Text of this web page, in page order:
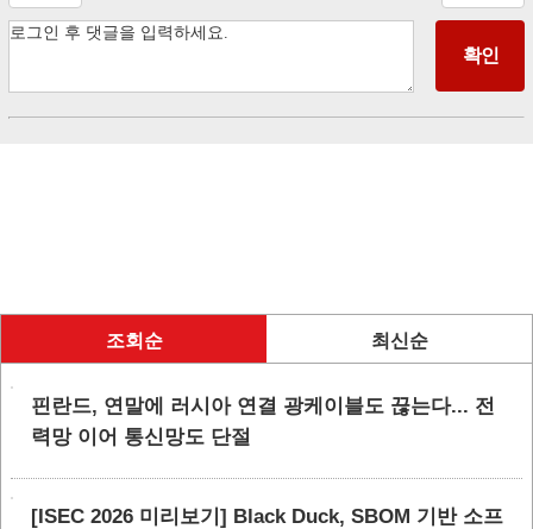
조회순 최신순
핀란드, 연말에 러시아 연결 광케이블도 끊는다... 전
력망 이어 통신망도 단절
[ISEC 2026 미리보기] Black Duck, SBOM 기반 소프